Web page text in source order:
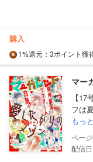
購入
1%還元 ：3ポイント獲
マー
【
フは
もっ
配信